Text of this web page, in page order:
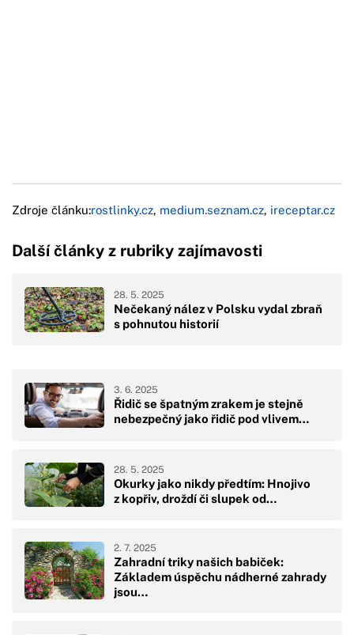
Zdroje článku:rostlinky.cz, medium.seznam.cz, ireceptar.cz
Další články z rubriky zajímavosti
Nečekaný nález v Polsku vydal zbraň
s pohnutou historií
28. 5. 2025
Řidič se špatným zrakem je stejně
nebezpečný jako řidič pod vlivem…
3. 6. 2025
Okurky jako nikdy předtím: Hnojivo
z kopřiv, droždí či slupek od…
28. 5. 2025
Zahradní triky našich babiček:
Základem úspěchu nádherné zahrady
jsou…
2. 7. 2025